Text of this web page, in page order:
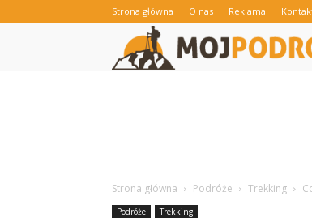
Strona główna O nas Reklama
Strona główna Podróże Trekking
Podróże Trekking